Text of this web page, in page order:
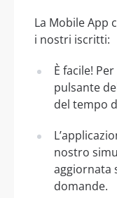
La Mobile App
i nostri iscritti:
È facile!
pulsante
del tempo
nostro
aggiornata
domande.